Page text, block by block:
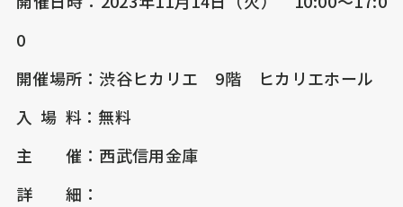
0
開催場所：渋谷ヒカリエ 9階 ヒカリエホール
入 場 料：無料
主 催：西武信用金庫
詳 細：